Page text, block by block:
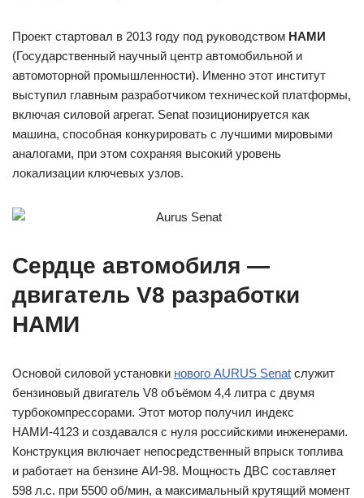
Проект стартовал в 2013 году под руководством НАМИ
(Государственный научный центр автомобильной и
автомоторной промышленности). Именно этот институт
выступил главным разработчиком технической платформы,
включая силовой агрегат. Senat позиционируется как
машина, способная конкурировать с лучшими мировыми
аналогами, при этом сохраняя высокий уровень
локализации ключевых узлов.
Сердце автомобиля —
двигатель V8 разработки
НАМИ
Основой силовой установки нового AURUS Senat служит
бензиновый двигатель V8 объёмом 4,4 литра с двумя
турбокомпрессорами. Этот мотор получил индекс
НАМИ-4123 и создавался с нуля российскими инженерами.
Конструкция включает непосредственный впрыск топлива
и работает на бензине АИ-98. Мощность ДВС составляет
598 л.с. при 5500 об/мин, а максимальный крутящий момент